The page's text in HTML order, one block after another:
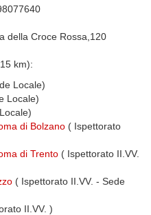
della Croce Rossa,120
km):
Locale)
Locale)
di Bolzano ( Ispettorato
di Trento ( Ispettorato II.VV.
( Ispettorato II.VV. - Sede
II.VV. )